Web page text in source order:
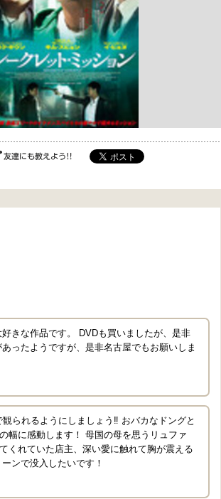
きな作品です。 DVDも買いましたが、是非
ったようですが、是非名古屋でもお願いしま
られるようにしましょう‼️ おバカなドングと
幅に感動します！ 母国の母を思うリュファ
くれていた店主、深い愛に触れて胸が震える
ンで没入したいです！